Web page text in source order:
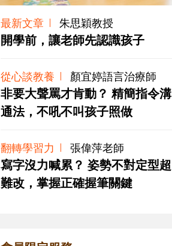
最新文章 朱思穎教授
開學前，讓老師先認識孩子
從心談教養 顏宜婷語言治療師
非要大聲罵才肯動？ 精簡指令溝
通法，不吼不叫孩子照做
翻轉學習力 張偉萍老師
寫字沒力喊累？ 姿勢不對定型超
難改，掌握正確握筆關鍵